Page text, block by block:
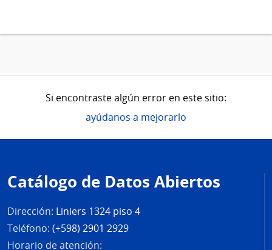
Si encontraste algún error en este sitio:
ayúdanos a mejorarlo
de
página
Catálogo de Datos Abiertos
Dirección: Liniers 1324 piso 4
Teléfono: (+598) 2901 2929
Horario de atención: